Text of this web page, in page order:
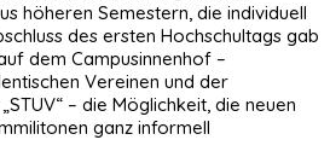
höheren Semestern, die individuell
des ersten Hochschultags gab
dem Campusinnenhof –
Vereinen und der
– die Möglichkeit, die neuen
ganz informell